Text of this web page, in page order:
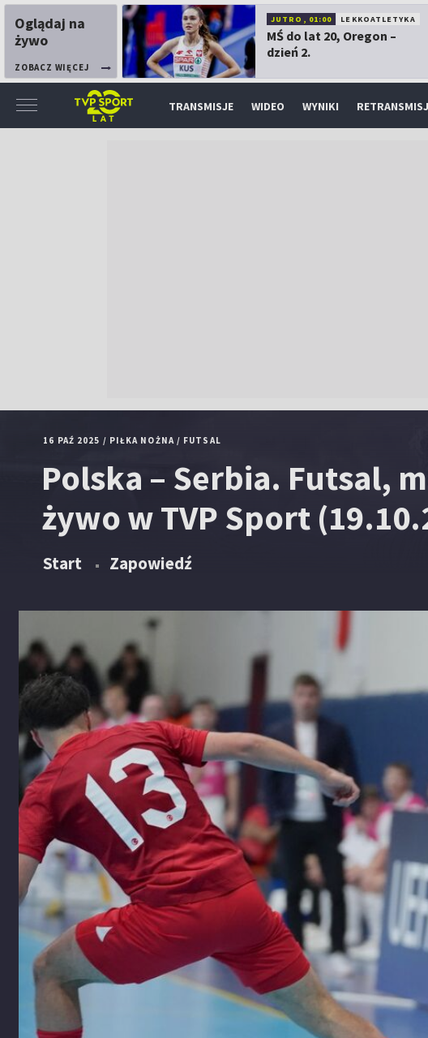
Oglądaj na
żywo
ZOBACZ WIĘCEJ
JUTRO, 01:00 LEKKOATLETYKA
MŚ do lat 20, Oregon –
dzień 2.
TRANSMISJE WIDEO WYNIKI
16 PAŹ 2025 / PIŁKA NOŻNA/ FUTSAL
Polska – Serbia. Futsal,
żywo w TVP Sport
Start Zapowiedź